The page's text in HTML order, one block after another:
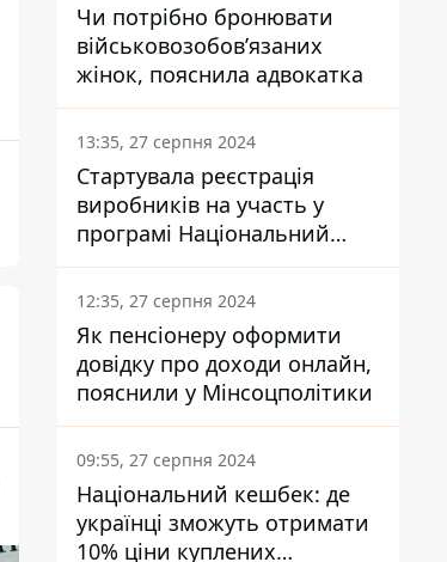
Чи потрібно бронювати
військовозобов’язаних
жінок, пояснила адвокатка
13:35, 27 серпня 2024
Стартувала реєстрація
виробників на участь у
програмі Національний
кешбек: як це зробити
через портал Дія
12:35, 27 серпня 2024
Як пенсіонеру оформити
довідку про доходи онлайн,
пояснили у Мінсоцполітики
09:55, 27 серпня 2024
Національний кешбек: де
українці зможуть отримати
10% ціни куплених